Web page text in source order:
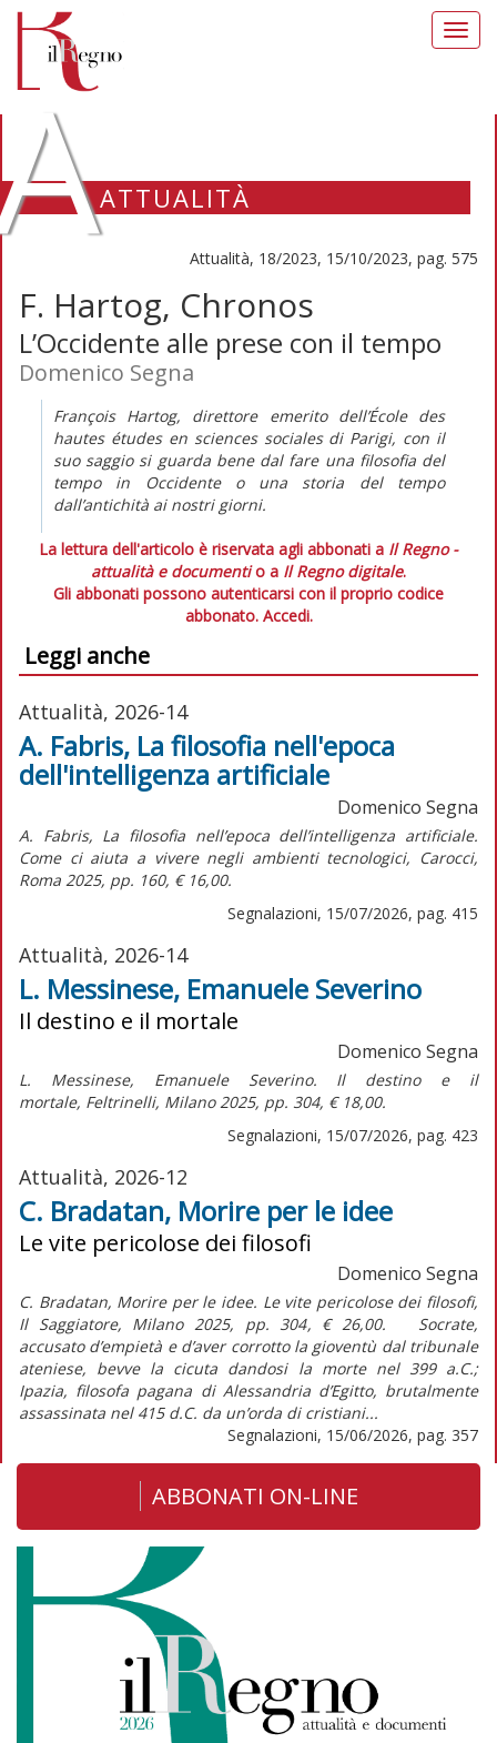
ATTUALITÀ
Attualità, 18/2023, 15/10/2023, pag. 575
F. Hartog, Chronos
L’Occidente alle prese con il tempo
Domenico Segna
François Hartog, direttore emerito dell’École des
hautes études en sciences socialesdi Parigi, con il
suo saggio si guarda bene dal fare una filosofia del
tempo in Occidente o una storia del tempo
dall’antichità ai nostri giorni.
La lettura dell'articolo è riservata agli abbonati a Il Regno -
attualità e documentio a Il Regno digitale.
Gli abbonati possono autenticarsi con il proprio codice
abbonato. Accedi.
Leggi anche
Attualità, 2026-14
A. Fabris, La filosofia nell'epoca
dell'intelligenza artificiale
Domenico Segna
A. Fabris, La filosofia nell’epoca dell’intelligenza artificiale.
Come ci aiuta a vivere negli ambienti tecnologici, Carocci,
Roma 2025, pp. 160, € 16,00.
Segnalazioni, 15/07/2026, pag. 415
Attualità, 2026-14
L. Messinese, Emanuele Severino
Il destino e il mortale
Domenico Segna
L. Messinese, Emanuele Severino. Il destino e il
mortale, Feltrinelli, Milano 2025, pp. 304, € 18,00.
Segnalazioni, 15/07/2026, pag. 423
Attualità, 2026-12
C. Bradatan, Morire per le idee
Le vite pericolose dei filosofi
Domenico Segna
C. Bradatan, Morire per le idee. Le vite pericolose dei filosofi,
Il Saggiatore, Milano 2025, pp. 304, € 26,00. Socrate,
accusato d’empietà e d’aver corrotto la gioventù dal tribunale
ateniese, bevve la cicuta dandosi la morte nel 399 a.C.;
Ipazia, filosofa pagana di Alessandria d’Egitto, brutalmente
assassinata nel 415 d.C. da un’orda di cristiani...
Segnalazioni, 15/06/2026, pag. 357
ABBONATI ON-LINE